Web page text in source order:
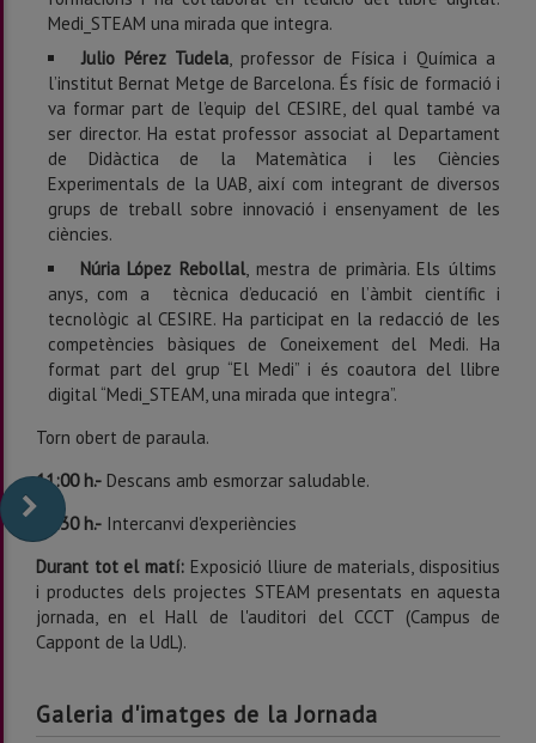
Medi_STEAM una mirada que integra.
Julio Pérez Tudela, professor de Física i Química a
l’institut Bernat Metge de Barcelona. És físic de formació i
va formar part de l’equip del CESIRE, del qual també va
ser director. Ha estat professor associat al Departament
de Didàctica de la Matemàtica i les Ciències
Experimentals de la UAB, així com integrant de diversos
grups de treball sobre innovació i ensenyament de les
ciències.
Núria López Rebollal, mestra de primària. Els últims
anys, com a tècnica d’educació en l’àmbit científic i
tecnològic al CESIRE. Ha participat en la redacció de les
competències bàsiques de Coneixement del Medi. Ha
format part del grup “El Medi” i és coautora del llibre
digital “Medi_STEAM, una mirada que integra”.
Torn obert de paraula.
11:00 h.- Descans amb esmorzar saludable.
11:30 h.- Intercanvi d'experiències
Durant tot el matí:Exposició lliure de materials, dispositius
i productes dels projectes STEAM presentats en aquesta
jornada, en el Hall de l'auditori del CCCT (Campus de
Cappont de la UdL).
Galeria d'imatges de la Jornada